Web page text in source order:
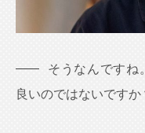
そうなんですね
良いのではないですか